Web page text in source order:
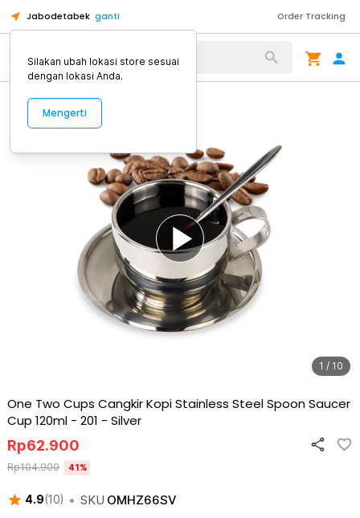
Jabodetabek ganti Order Tracking
Alat Kopi
1 / 10
One Two Cups Cangkir Kopi Stainless Steel Spoon Saucer
Cup 120ml - 201 - Silver
4.9(10) • SKU OMHZ66SV
Rp62.900
Rp104.900 41%
Silakan ubah lokasi store sesuai
dengan lokasi Anda.
Mengerti